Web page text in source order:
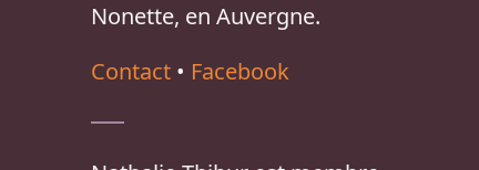
Nonette, en Auvergne.
Contact • Facebook